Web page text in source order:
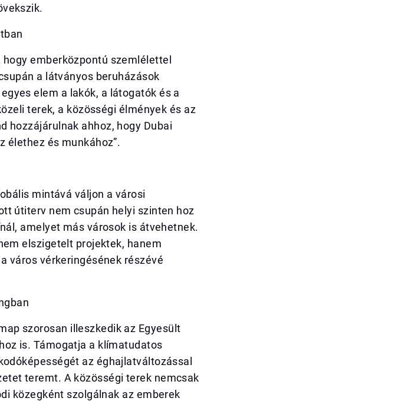
emberközpontú szemlélettel
a látványos beruházások
elem a lakók, a látogatók és a
terek, a közösségi élmények és az
hozzájárulnak ahhoz, hogy Dubai
élethez és munkához”.
mintává váljon a városi
útiterv nem csupán helyi szinten hoz
amelyet más városok is átvehetnek.
elszigetelt projektek, hanem
város vérkeringésének részévé
szorosan illeszkedik az Egyesült
is. Támogatja a klímatudatos
az éghajlatváltozással
teremt. A közösségi terek nemcsak
közegként szolgálnak az emberek